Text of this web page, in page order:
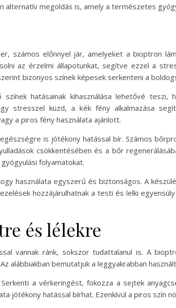
alternatív megoldás is, amely a természetes
számos előnnyel jár, amelyeket a bioptron
az érzelmi állapotunkat, segítve ezzel a
bizonyos színek képesek serkenteni a
hatásainak kihasználása lehetővé
stresszel küzd, a kék fény alkalmazása
a piros fény használata ajánlott.
is jótékony hatással bír. Számos
csökkentésében és a bőr
folyamatokat.
használata egyszerű és biztonságos. A
hozzájárulhatnak a testi és lelki
és lélekre
vannak ránk, sokszor tudattalanul is. A
alábbiakban bemutatjuk a leggyakrabban
a vérkeringést, fokozza a sejtek
jótékony hatással bírhat. Ezenkívül a piros szín